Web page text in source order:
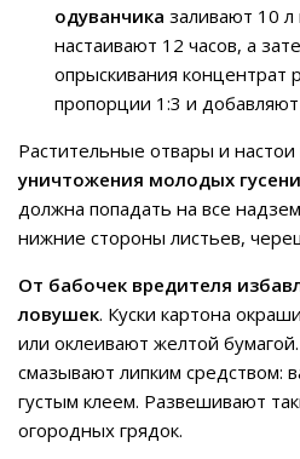
одуванчика заливают 10 л
настаивают 12 часов, а
опрыскивания концентрат
пропорции 1:3 и
Растительные отвары и
уничтожения молодых
должна попадать на все
нижние стороны листьев,
От бабочек вредителя
ловушек. Куски картона
или оклеивают желтой
смазывают липким средством:
густым клеем. Развешивают
огородных грядок.